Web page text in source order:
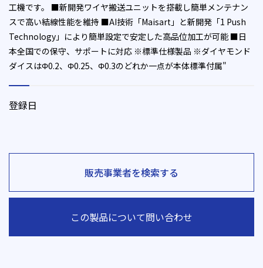
工機です。 ■新開発ワイヤ搬送ユニットを搭載し簡単メンテナン
スで高い結線性能を維持 ■AI技術「Maisart」と新開発「1 Push
Technology」により簡単設定で安定した高品位加工が可能 ■日
本全国での保守、サポートに対応 ※標準仕様製品 ※ダイヤモンド
ダイスはΦ0.2、Φ0.25、Φ0.3のどれか一点が本体標準付属"
登録日
販売事業者を検索する
この製品について問い合わせ